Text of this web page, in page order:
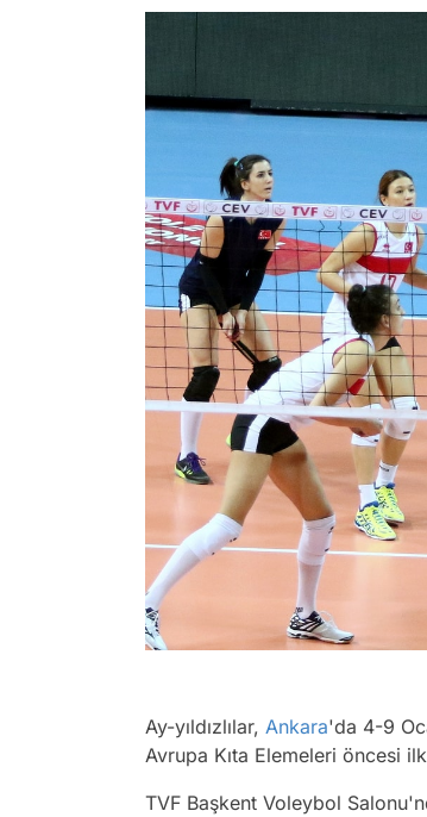
Ay-yıldızlılar, Ankara'da 4-9
Avrupa Kıta Elemeleri öncesi ilk
TVF Başkent Voleybol